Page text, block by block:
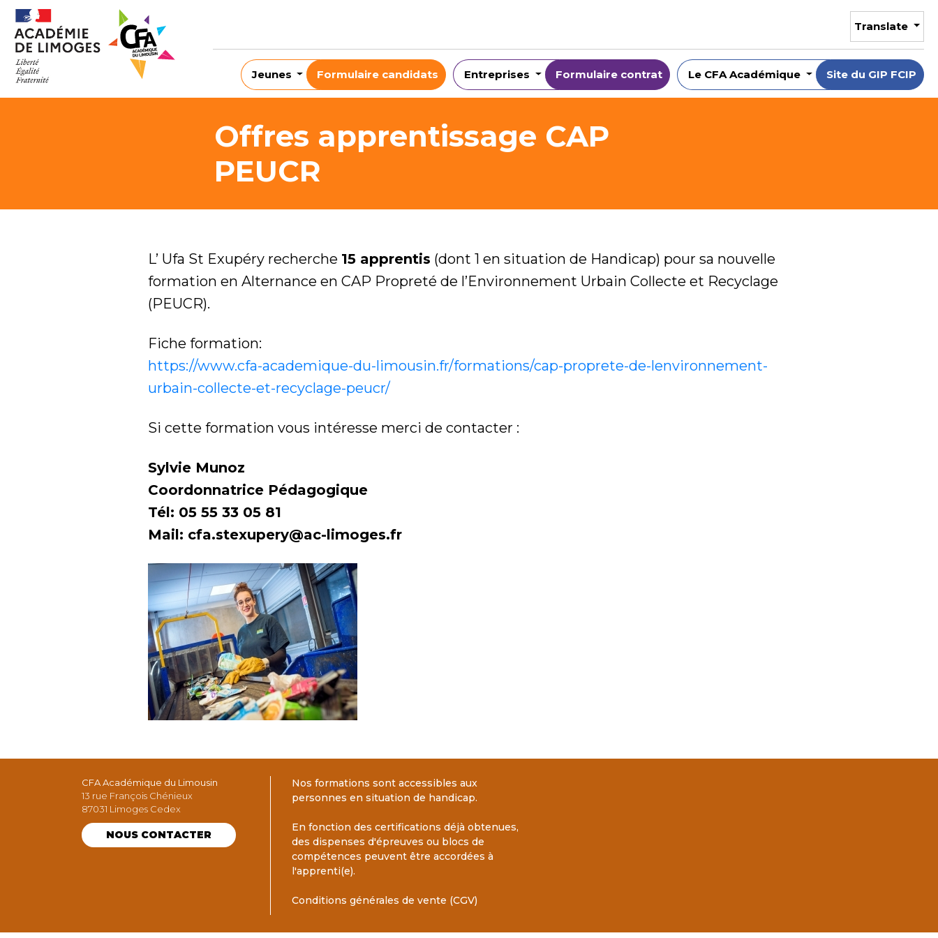
Jeunes Formulaire candidats Entreprises Formulaire contrat Le CFA Académique Site du GIP FCIP
Translate
Offres apprentissage CAP
PEUCR
L’ Ufa St Exupéry recherche 15 apprentis (dont 1 en situation de Handicap) pour sa nouvelle
formation en Alternance en CAP Propreté de l’Environnement Urbain Collecte et Recyclage
(PEUCR).
Fiche formation:
https://www.cfa-academique-du-limousin.fr/formations/cap-proprete-de-lenvironnement-
urbain-collecte-et-recyclage-peucr/
Si cette formation vous intéresse merci de contacter :
Sylvie Munoz
Coordonnatrice Pédagogique
Tél: 05 55 33 05 81
Mail: cfa.stexupery@ac-limoges.fr
CFA Académique du Limousin
13 rue François Chénieux
87031 Limoges Cedex
NOUS CONTACTER
Nos formations sont accessibles aux
personnes en situation de handicap.
En fonction des certifications déjà obtenues,
des dispenses d'épreuves ou blocs de
compétences peuvent être accordées à
l'apprenti(e).
Conditions générales de vente (CGV)